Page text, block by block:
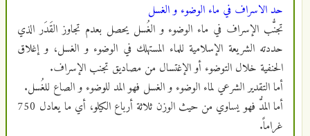
حد الاسراف في ماء الوضوء و الغسل
تجنُّب الإسراف في ماء الوضوء و الغُسل يحصل بعدم تجاوز القَدَر الذي
حددته الشريعة الإسلامية للماء المستهلك في الوضوء و الغسل، و إغلاق
الحنفية خلال التوضوء أو الإغتسال من مصاديق تجنب الإسراف.
أما التقدير الشرعي لماء الوضوء و الغسل فهو المد للوضوء و الصاع للغُسل.
أما المدُّ فهو يساوي من حيث الوزن ثلاثة أرباع الكيلو، أي ما يعادل 750
غراماً.